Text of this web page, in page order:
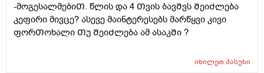
-მოგესალმებიᲗ. წლის და 4 Თვის ბავᲨვს ᲨეიᲫლება
კეფირი მივცე? ასევე მაინტერესებს მარწყვი კივი
ფორᲗოხალი Თუ ᲨეიᲫლება ამ ასაკᲨი ?
იხილეთპასუხი